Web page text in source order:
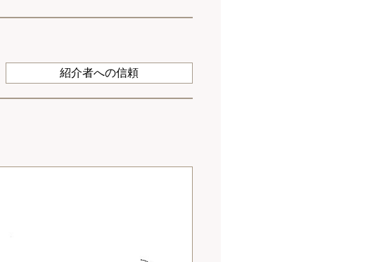
紹介者への信頼